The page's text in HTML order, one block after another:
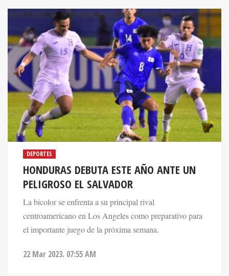
DEPORTES
HONDURAS DEBUTA ESTE AÑO ANTE UN
PELIGROSO EL SALVADOR
La bicolor se enfrenta a su principal rival
centroamericano en Los Angeles como preparativo para
el importante juego de la próxima semana.
22 Mar 2023. 07:55 AM